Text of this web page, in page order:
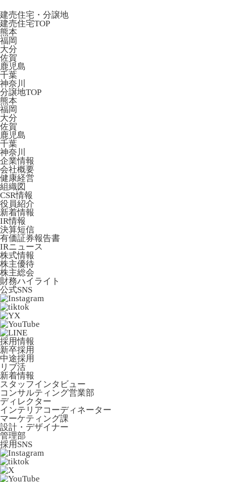
建売住宅・分譲地
建売住宅TOP
熊本
福岡
大分
佐賀
鹿児島
千葉
神奈川
分譲地TOP
熊本
福岡
大分
佐賀
鹿児島
千葉
神奈川
企業情報
会社概要
健康経営
組織図
CSR情報
役員紹介
新着情報
IR情報
決算短信
有価証券報告書
IRニュース
株式情報
株主優待
株主総会
財務ハイライト
公式SNS
採用情報
新卒採用
中途採用
リブ活
新着情報
スタッフインタビュー
コンサルティング営業部
ディレクター
インテリアコーディネーター
マーケティング課
設計・デザイナー
管理部
採用SNS